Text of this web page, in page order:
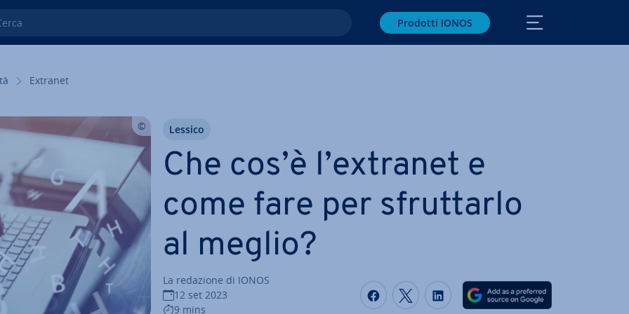
Prodotti IONOS
Extranet
Che cos’è l’extranet e
come fare per sfrut­tar­lo
al meglio?
La redazione di IONOS
12 set 2023
9 mins
Condividi via Facebook
Condividi via Twitter
Condividi via LinkedIN
Lessico